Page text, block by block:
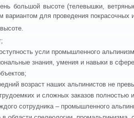
большой высоте (телевышки,
для проведения покрасочных
усли промышленного
знания, умения и навыки в
возраст наших альпинистов не
и сложных заказов полностью
сотрудника – промышленного